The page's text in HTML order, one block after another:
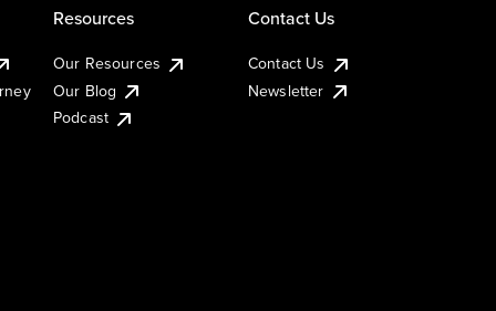
Resources
Our Resources
Our Blog
Podcast
Contact Us
Contact Us
Newsletter